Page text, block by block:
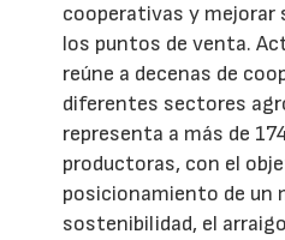
cooperativas y mejorar
los puntos de venta.
reúne a decenas de
diferentes sectores
representa a más de
productoras, con el
posicionamiento de un
sostenibilidad, el